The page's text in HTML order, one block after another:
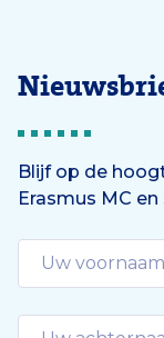
Blijf op de
Erasmus MC